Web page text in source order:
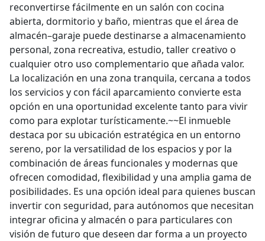
reconvertirse fácilmente en un salón con cocina
abierta, dormitorio y baño, mientras que el área de
almacén–garaje puede destinarse a almacenamiento
personal, zona recreativa, estudio, taller creativo o
cualquier otro uso complementario que añada valor.
La localización en una zona tranquila, cercana a todos
los servicios y con fácil aparcamiento convierte esta
opción en una oportunidad excelente tanto para vivir
como para explotar turísticamente.~~El inmueble
destaca por su ubicación estratégica en un entorno
sereno, por la versatilidad de los espacios y por la
combinación de áreas funcionales y modernas que
ofrecen comodidad, flexibilidad y una amplia gama de
posibilidades. Es una opción ideal para quienes buscan
invertir con seguridad, para autónomos que necesitan
integrar oficina y almacén o para particulares con
visión de futuro que deseen dar forma a un proyecto